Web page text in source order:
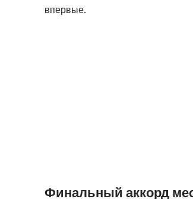
впервые.
Финальный аккорд